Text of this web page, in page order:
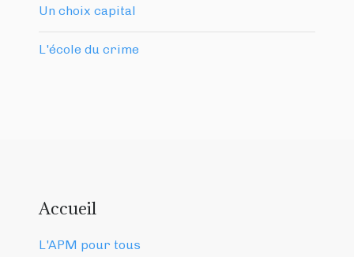
Un choix capital
L'école du crime
Accueil
L'APM pour tous